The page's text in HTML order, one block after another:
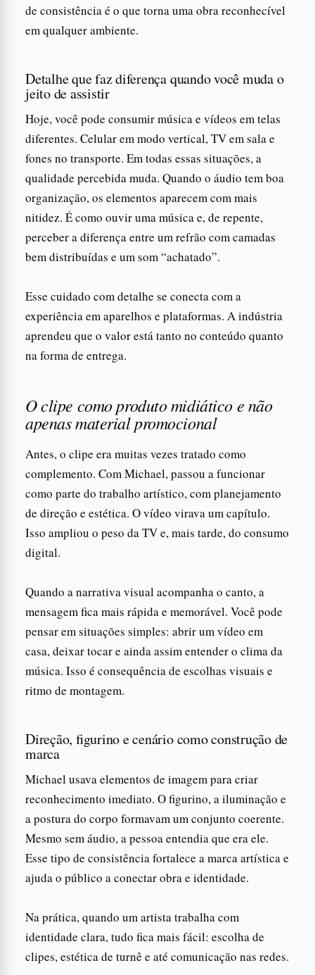
de consistência é o que torna uma obra reconhecível
em qualquer ambiente.
Detalhe que faz diferença quando você muda o
jeito de assistir
Hoje, você pode consumir música e vídeos em telas
diferentes. Celular em modo vertical, TV em sala e
fones no transporte. Em todas essas situações, a
qualidade percebida muda. Quando o áudio tem boa
organização, os elementos aparecem com mais
nitidez. É como ouvir uma música e, de repente,
perceber a diferença entre um refrão com camadas
bem distribuídas e um som “achatado”.
Esse cuidado com detalhe se conecta com a
experiência em aparelhos e plataformas. A indústria
aprendeu que o valor está tanto no conteúdo quanto
na forma de entrega.
O clipe como produto midiático e não
apenas material promocional
Antes, o clipe era muitas vezes tratado como
complemento. Com Michael, passou a funcionar
como parte do trabalho artístico, com planejamento
de direção e estética. O vídeo virava um capítulo.
Isso ampliou o peso da TV e, mais tarde, do consumo
digital.
Quando a narrativa visual acompanha o canto, a
mensagem fica mais rápida e memorável. Você pode
pensar em situações simples: abrir um vídeo em
casa, deixar tocar e ainda assim entender o clima da
música. Isso é consequência de escolhas visuais e
ritmo de montagem.
Direção, figurino e cenário como construção de
marca
Michael usava elementos de imagem para criar
reconhecimento imediato. O figurino, a iluminação e
a postura do corpo formavam um conjunto coerente.
Mesmo sem áudio, a pessoa entendia que era ele.
Esse tipo de consistência fortalece a marca artística e
ajuda o público a conectar obra e identidade.
Na prática, quando um artista trabalha com
identidade clara, tudo fica mais fácil: escolha de
clipes, estética de turnê e até comunicação nas redes.